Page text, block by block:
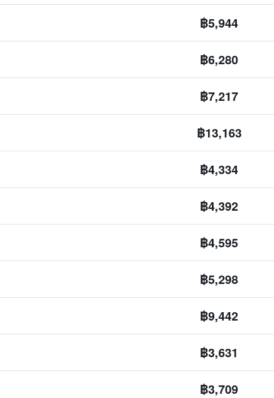
฿5,944
฿6,280
฿7,217
฿13,163
฿4,334
฿4,392
฿4,595
฿5,298
฿9,442
฿3,631
฿3,709